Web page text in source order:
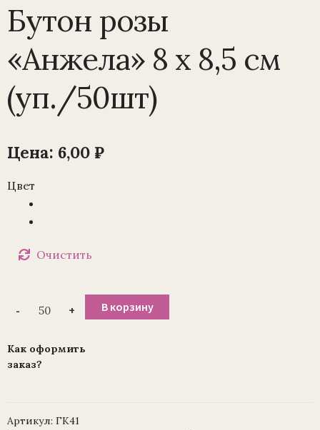
Бутон розы
«Анжела» 8 х 8,5 см
(уп./50шт)
Цена: 6,00 ₽
Цвет
Очистить
-
Количество
товара
«Анжела»
8
х
+ В корзину
Как оформить
заказ?
Артикул: ГК41